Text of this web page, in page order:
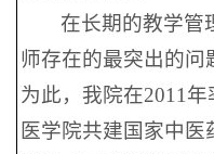
在长期的教学管
师存在的最突出的问
为此，我院在2011
医学院共建国家中医